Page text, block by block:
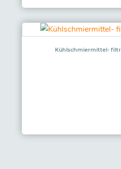
Kühlschmiermittel-